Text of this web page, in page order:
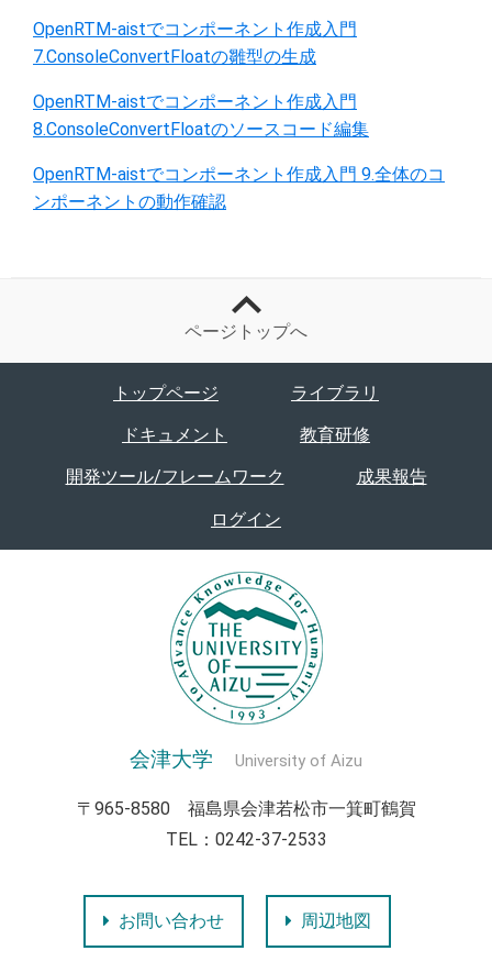
OpenRTM-aistでコンポーネント作成入門
7.ConsoleConvertFloatの雛型の生成
OpenRTM-aistでコンポーネント作成入門
8.ConsoleConvertFloatのソースコード編集
OpenRTM-aistでコンポーネント作成入門 9.全体のコ
ンポーネントの動作確認
ページトップへ
トップページ ライブラリ
ドキュメント 教育研修
開発ツール/フレームワーク 成果報告
ログイン
会津大学 University of Aizu
〒965-8580 福島県会津若松市一箕町鶴賀
TEL：0242-37-2533
お問い合わせ 周辺地図